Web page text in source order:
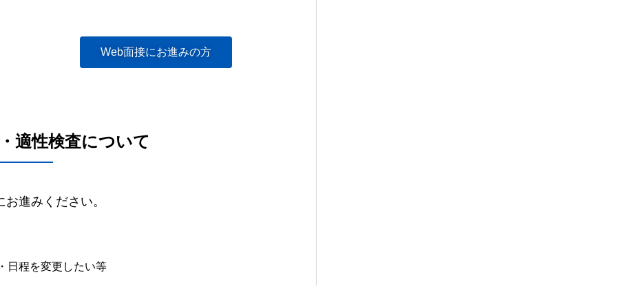
Web面接にお進みの方
適性検査について
お進みください。
日程を変更したい等